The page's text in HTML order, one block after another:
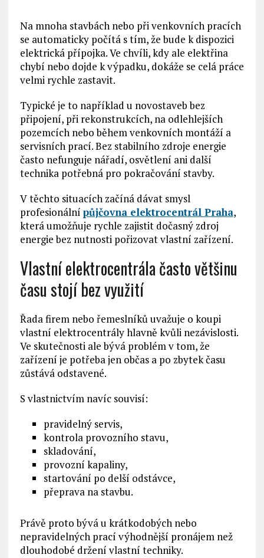
Na mnoha stavbách nebo při venkovních pracích
se automaticky počítá s tím, že bude k dispozici
elektrická přípojka. Ve chvíli, kdy ale elektřina
chybí nebo dojde k výpadku, dokáže se celá práce
velmi rychle zastavit.
Typické je to například u novostaveb bez
připojení, při rekonstrukcích, na odlehlejších
pozemcích nebo během venkovních montáží a
servisních prací. Bez stabilního zdroje energie
často nefunguje nářadí, osvětlení ani další
technika potřebná pro pokračování stavby.
V těchto situacích začíná dávat smysl
profesionální půjčovna elektrocentrál Praha,
která umožňuje rychle zajistit dočasný zdroj
energie bez nutnosti pořizovat vlastní zařízení.
Vlastní elektrocentrála často většinu
času stojí bez využití
Řada firem nebo řemeslníků uvažuje o koupi
vlastní elektrocentrály hlavně kvůli nezávislosti.
Ve skutečnosti ale bývá problém v tom, že
zařízení je potřeba jen občas a po zbytek času
zůstává odstavené.
S vlastnictvím navíc souvisí:
pravidelný servis,
kontrola provozního stavu,
skladování,
provozní kapaliny,
startování po delší odstávce,
přeprava na stavbu.
Právě proto bývá u krátkodobých nebo
nepravidelných prací výhodnější pronájem než
dlouhodobé držení vlastní techniky.